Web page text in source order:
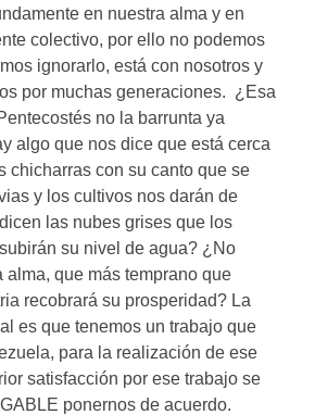
en nuestra alma y en
colectivo, por ello no podemos
ignorarlo, está con nosotros y
por muchas generaciones. ¿Esa
no la barrunta ya
algo que nos dice que está cerca
chicharras con su canto que se
y los cultivos nos darán de
las nubes grises que los
su nivel de agua? ¿No
alma, que más temprano que
recobrará su prosperidad? La
es que tenemos un trabajo que
para la realización de ese
satisfacción por ese trabajo se
ponernos de acuerdo.